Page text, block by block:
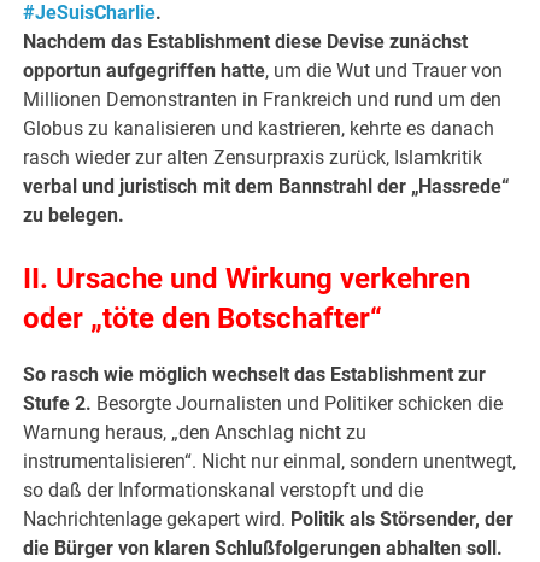
#JeSuisCharlie.
Nachdem das Establishment diese Devise zunächst
opportun aufgegriffen hatte, um die Wut und Trauer von
Millionen Demonstranten in Frankreich und rund um den
Globus zu kanalisieren und kastrieren, kehrte es danach
rasch wieder zur alten Zensurpraxis zurück, Islamkritik
verbal und juristisch mit dem Bannstrahl der „Hassrede“
zu belegen.
II. Ursache und Wirkung verkehren
oder „töte den Botschafter“
So rasch wie möglich wechselt das Establishment zur
Stufe 2. Besorgte Journalisten und Politiker schicken die
Warnung heraus, „den Anschlag nicht zu
instrumentalisieren“. Nicht nur einmal, sondern unentwegt,
so daß der Informationskanal verstopft und die
Nachrichtenlage gekapert wird. Politik als Störsender, der
die Bürger von klaren Schlußfolgerungen abhalten soll.